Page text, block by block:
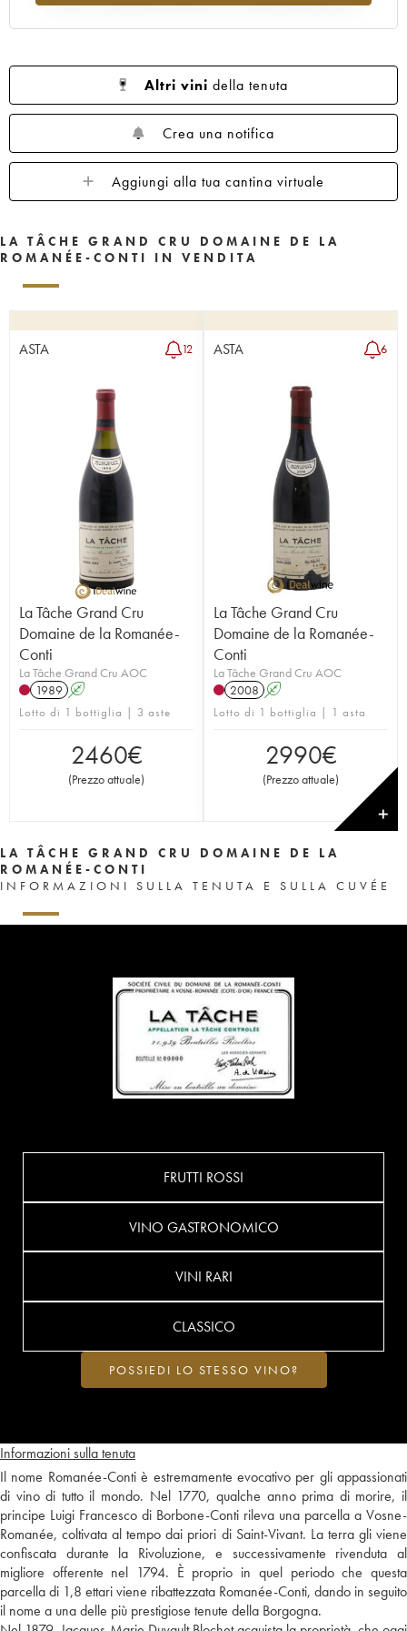
1957
1956 1955 1953
1952
1951
1950 1949 1948
1947
1945 1943 1942
1937
Altri vini della tenuta
Crea una notifica
Aggiungi alla tua cantina virtuale
LA TÂCHE GRAND CRU DOMAINE DE LA
ROMANÉE-CONTI IN VENDITA
ASTA 12
La Tâche Grand Cru
Domaine de la Romanée-
Conti
La Tâche Grand Cru AOC
1989 A
Lotto di 1 bottiglia | 3 aste
2460€
(Prezzo attuale)
ASTA 6
La Tâche Grand Cru
Domaine de la Romanée-
Conti
La Tâche Grand Cru AOC
2008 A
Lotto di 1 bottiglia | 1 asta
2990€
(Prezzo attuale)
✕
LA TÂCHE GRAND CRU DOMAINE DE LA
ROMANÉE-CONTI
INFORMAZIONI SULLA TENUTA E SULLA CUVÉE
Informazioni sulla tenuta
Il nome Romanée-Conti è estremamente evocativo per gli appassionati
di vino di tutto il mondo. Nel 1770, qualche anno prima di morire, il
principe Luigi Francesco di Borbone-Conti rileva una parcella a Vosne-
Romanée, coltivata al tempo dai priori di Saint-Vivant. La terra gli viene
confiscata durante la Rivoluzione, e successivamente rivenduta al
migliore offerente nel 1794. È proprio in quel periodo che questa
parcella di 1,8 ettari viene ribattezzata Romanée-Conti, dando in seguito
il nome a una delle più prestigiose tenute della Borgogna.
FRUTTI ROSSI
VINO GASTRONOMICO
VINI RARI
CLASSICO
POSSIEDI LO STESSO VINO?